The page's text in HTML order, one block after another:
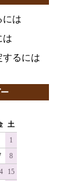
には
は
するには
土
1
8
15